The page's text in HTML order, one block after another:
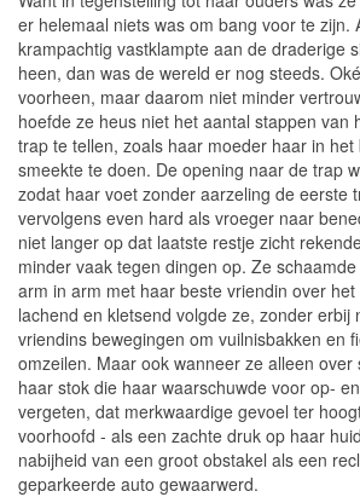
er helemaal niets was om bang voor te zijn.
krampachtig vastklampte aan de draderige
heen, dan was de wereld er nog steeds.
voorheen, maar daarom niet minder
hoefde ze heus niet het aantal stappen van
trap te tellen, zoals haar moeder haar in
smeekte te doen. De opening naar de trap
zodat haar voet zonder aarzeling de eerste
vervolgens even hard als vroeger naar
niet langer op dat laatste restje zicht
minder vaak tegen dingen op. Ze
arm in arm met haar beste vriendin over
lachend en kletsend volgde ze, zonder erbij
vriendins bewegingen om vuilnisbakken en
omzeilen. Maar ook wanneer ze alleen over
haar stok die haar waarschuwde voor op-
vergeten, dat merkwaardige gevoel ter
voorhoofd - als een zachte druk op haar
nabijheid van een groot obstakel als een
geparkeerde auto gewaarwerd.